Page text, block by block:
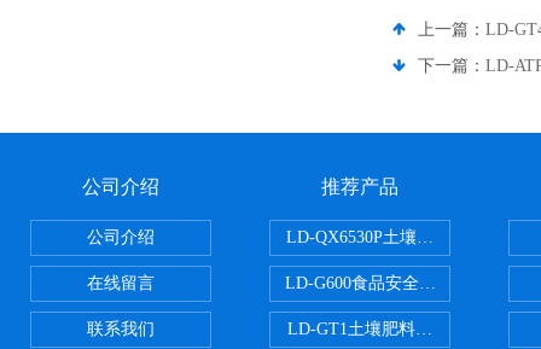
上一篇： LD-
下一篇： LD-
公司介绍
公司介绍
在线留言
联系我们
推荐产品
LD-QX6530P土壤氧化还原电位检
LD-G600食品安全检测仪
LD-GT1土壤肥料养分检测仪